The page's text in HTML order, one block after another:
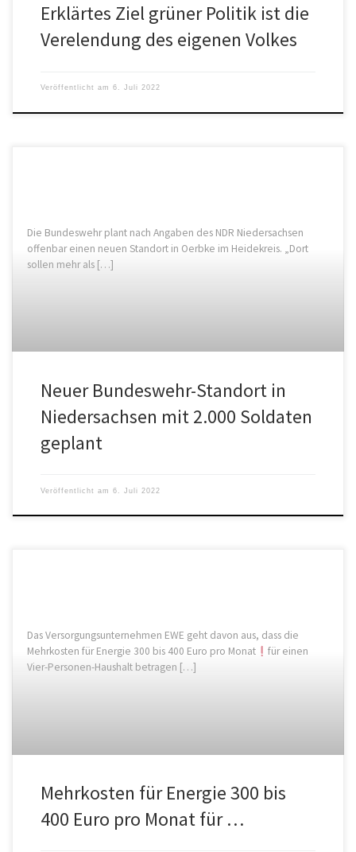
Erklärtes Ziel grüner Politik ist die
Verelendung des eigenen Volkes
Veröffentlicht am 6. Juli 2022
Die Bundeswehr plant nach Angaben des NDR Niedersachsen
offenbar einen neuen Standort in Oerbke im Heidekreis. „Dort
sollen mehr als […]
Neuer Bundeswehr-Standort in
Niedersachsen mit 2.000 Soldaten
geplant
Veröffentlicht am 6. Juli 2022
Das Versorgungsunternehmen EWE geht davon aus, dass die
Mehrkosten für Energie 300 bis 400 Euro pro Monat
für einen
Vier-Personen-Haushalt betragen […]
Mehrkosten für Energie 300 bis
400 Euro pro Monat für …